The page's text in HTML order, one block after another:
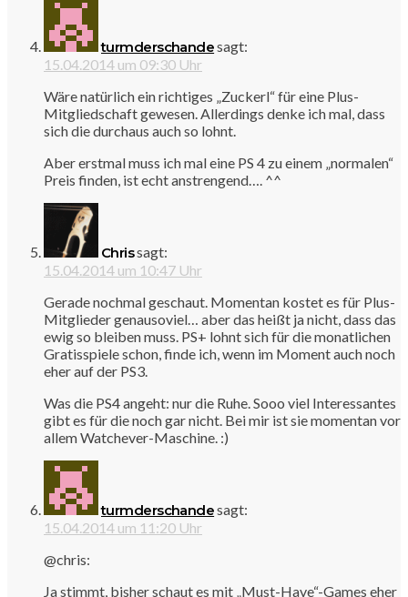
turmderschandesagt:
15.04.2014 um 09:30 Uhr
Wäre natürlich ein richtiges „Zuckerl“ für eine Plus-
Mitgliedschaft gewesen. Allerdings denke ich mal, dass
sich die durchaus auch so lohnt.
Aber erstmal muss ich mal eine PS 4 zu einem „normalen“
Preis finden, ist echt anstrengend…. ^^
Chrissagt:
15.04.2014 um 10:47 Uhr
Gerade nochmal geschaut. Momentan kostet es für Plus-
Mitglieder genausoviel… aber das heißt ja nicht, dass das
ewig so bleiben muss. PS+ lohnt sich für die monatlichen
Gratisspiele schon, finde ich, wenn im Moment auch noch
eher auf der PS3.
Was die PS4 angeht: nur die Ruhe. Sooo viel Interessantes
gibt es für die noch gar nicht. Bei mir ist sie momentan vor
allem Watchever-Maschine. :)
turmderschandesagt:
15.04.2014 um 11:20 Uhr
@chris:
Ja stimmt, bisher schaut es mit „Must-Have“-Games eher